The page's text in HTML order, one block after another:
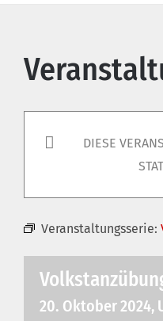
DIESE
Veranstaltungsserie:
20. Oktober 2024,